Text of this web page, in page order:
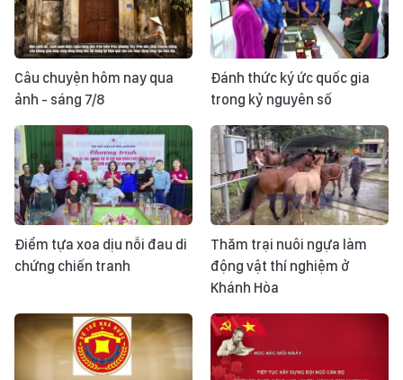
Câu chuyện hôm nay qua
ảnh - sáng 7/8
Đánh thức ký ức quốc gia
trong kỷ nguyên số
Điểm tựa xoa dịu nỗi đau di
chứng chiến tranh
Thăm trại nuôi ngựa làm
động vật thí nghiệm ở
Khánh Hòa